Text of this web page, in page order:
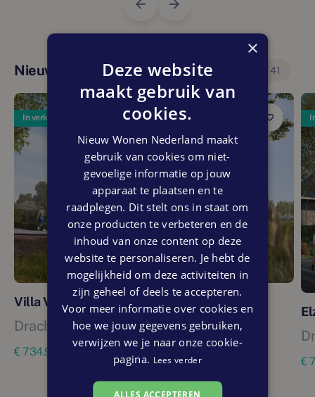
Nieuwbouwprojecten in deze regio 41
In verkoop
Villa Vijf
Drachten 189 m² 5 woningen
€ 734.950 tot € 749.950 vrij op naam
€
×
Deze website
maakt gebruik van
cookies.
Nieuw Wonen Nederland maakt
gebruik van cookies om niet-
gevoelige informatie op jouw
apparaat te plaatsen en te
raadplegen. Dit stelt ons in staat om
onze producten te verbeteren en de
inhoud van onze content op deze
website te personaliseren. Je hebt de
mogelijkheid om deze activiteiten in
zijn geheel of deels te accepteren.
Voor meer informatie over cookies en
hoe we jouw gegevens gebruiken,
verwijzen we je naar onze cookie-
pagina. Lees verder
ALLES ACCEPTEREN